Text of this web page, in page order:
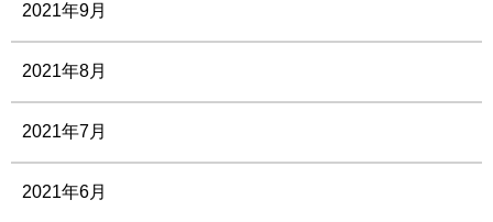
2021年9月
2021年8月
2021年7月
2021年6月